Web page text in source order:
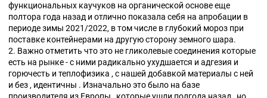
функциональных каучуков на органической основе еще
полтора года назад и отлично показала себя на апробации в
периоде зимы 2021/2022, в том числе в глубокий мороз при
поставке контейнерами на другую сторону земного шара.
2. Важно отметить что это не гликолевые соединения которые
есть на рынке - с ними радикально ухудшается и адгезия и
горючесть и теплофизика , с нашей добавкой материалы с ней
и без , идентичны . Изначально это было на базе